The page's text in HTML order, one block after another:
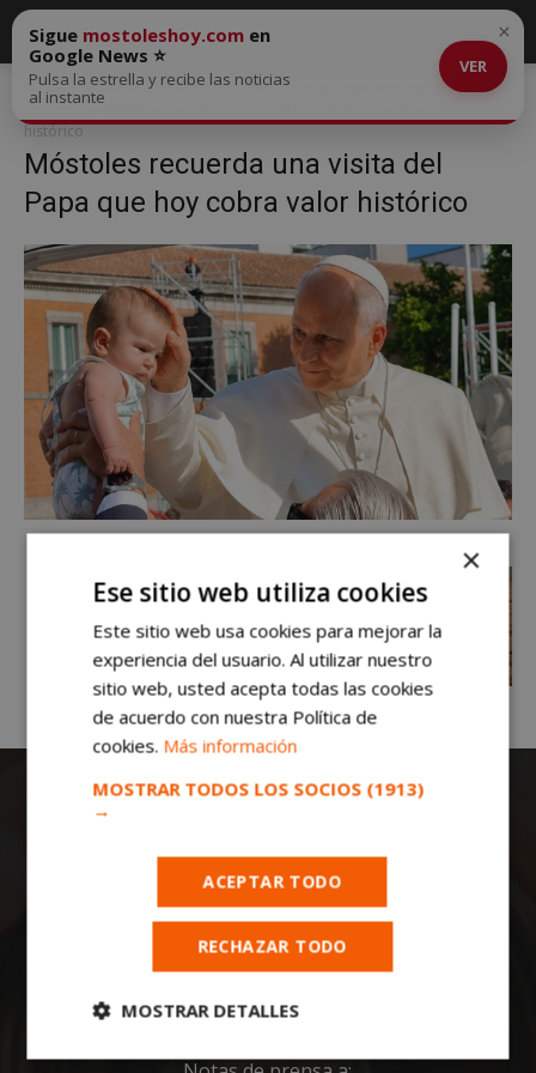
Inicio
Móstoles recuerda una visita del Papa que hoy cobra valor
histórico
histórico
Móstoles recuerda una visita del
Papa que hoy cobra valor histórico
Sigue mostoleshoy.com en
Google News ⭐
Pulsa la estrella y recibe las noticias
al instante
VER
×
Todas las noticias de Móstoles en
mostoleshoy.com. Mantente informado de
toda la actualidad, noticias, eventos, ocio y
deportes de tu ciudad. ¡Síguenos!
×
Ese sitio web utiliza cookies
Este sitio web usa cookies para mejorar la
experiencia del usuario. Al utilizar nuestro
sitio web, usted acepta todas las cookies
de acuerdo con nuestra Política de
cookies. Más información
MOSTRAR TODOS LOS SOCIOS (1913)
→
ACEPTAR TODO
RECHAZAR TODO
MOSTRAR DETALLES
Cookies
Cookies de